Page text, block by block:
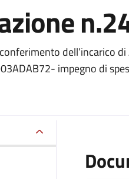
dell’incarico
impegno di